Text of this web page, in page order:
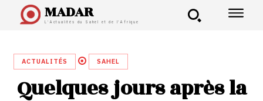
MADAR
L'Actualités du Sahel et de l'Afrique
ACTUALITÉS SAHEL
Quelques jours après la